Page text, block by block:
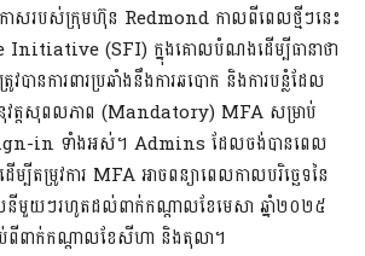
រកាសរបស់ក្រុមហ៊ុន Redmond កាលពីពេលថ្មីៗនេះ
(SFI) ក្នុងគោលបំណងដើម្បីធានាថា
នការពារប្រឆាំងនឹងការឆបោក និងការបន្លំដែល
ត្តសុពលភាព (Mandatory) MFA សម្រាប់
in ទាំងអស់។ Admins ដែលចង់បានពេល
ម្បីតម្រូវការ MFA អាចពន្យាពេលកាលបរិច្ឆេទនៃ
លនីមួយៗរហូតដល់ពាក់កណ្តាលខែមេសា ឆ្នាំ២០២៥
ពីពាក់កណ្តាលខែសីហា និងតុលា។